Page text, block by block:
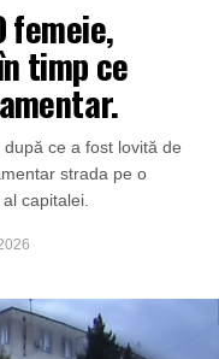
femeie,
timp ce
ce a fost lovită de
strada pe o
capitalei.